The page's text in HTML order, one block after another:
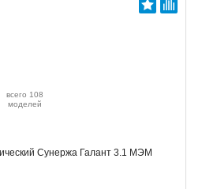
всего 108
моделей
Сунержа Галант 3.1 МЭМ